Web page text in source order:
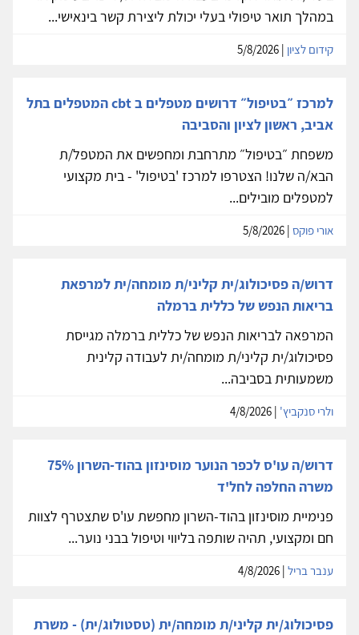
במהלך תואר טיפולי בעלי יכולת ליצירת קשר בינאישי...
קידום לציון
למרכז ״בטיפול״ דרושים מטפלים ב cbt המטפלים בתל
אביב, ראשון לציון והסביבה
משפחת ״בטיפול״ מתרחבת ומחפשים את המטפל/ת
הבא/ה שלנו! הצטרפו למרכז 'בטיפול' - בית מקצועי
למטפלים מובילים...
אורי פוקס
דרוש/ה פסיכולוג/ית קליני/ת מומחה/ית למרפאת
בריאות הנפש של כללית ברמלה
המרפאה לבריאות הנפש של כללית ברמלה מגייסת
פסיכולוג/ית קליני/ת מומחה/ית לעבודה קלינית
משמעותית בסביבה...
ולרי סנקביץ'
דרוש/ה עו'ס לכפר הנוער מוסינזון בהוד-השרון 75%
משרה החלפה לחל'ד
פנימיית מוסינזון בהוד-השרון מחפשת עו'ס שתצטרף לצוות
חם ומקצועי, תהיה שותפה בליווי וטיפול בבני נוער...
ענבר בריל
פסיכולוג/ית קליני/ת מומחה/ית (טסטולוג/ית) - משרת